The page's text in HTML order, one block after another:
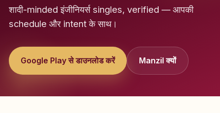
शादी-minded इंजीनियर्स singles, verified — आपकी
schedule और intent के साथ।
Google Play से डाउनलोड करें Manzil क्यों